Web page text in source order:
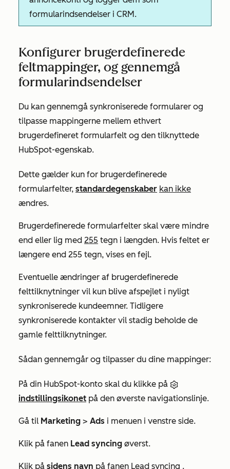
formularindsendelser i CRM.
Konfigurer brugerdefinerede
feltmappinger, og gennemgå
formularindsendelser
Du kan gennemgå synkroniserede formularer og
tilpasse mappingerne mellem ethvert
brugerdefineret formularfelt og den tilknyttede
HubSpot-egenskab.
Dette gælder kun for brugerdefinerede
formularfelter, standardegenskaber kan ikke
ændres.
Brugerdefinerede formularfelter skal være mindre
end eller lig med 255 tegn i længden. Hvis feltet er
længere end 255 tegn, vises en fejl.
Eventuelle ændringer af brugerdefinerede
felttilknytninger vil kun blive afspejlet i nyligt
synkroniserede kundeemner. Tidligere
synkroniserede kontakter vil stadig beholde de
gamle felttilknytninger.
Sådan gennemgår og tilpasser du dine mappinger:
På din HubSpot-konto skal du klikke på
indstillingsikonet på den øverste navigationslinje.
Gå til Marketing > Ads i menuen i venstre side.
Klik på fanen Lead syncing øverst.
Klik på sidens navn på fanen Lead syncing .